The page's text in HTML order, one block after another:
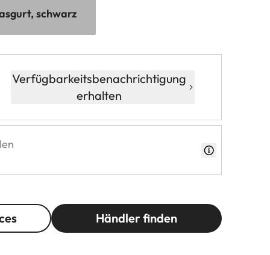
schwarz
Verfügbarkeitsbenachrichtigung
erhalten
Händler finden